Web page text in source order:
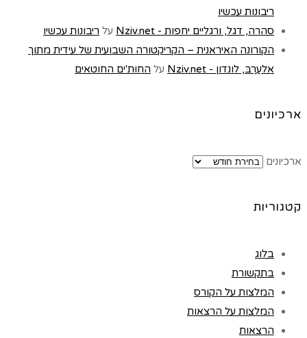
ריבונות עכשיו
סהרה, דגל, ורגליים יחפות - Nziv.net
על ריבונות עכשיו
הקורונה האיראנית – הקריקטורה השבועית של עידית מתוך
אלעַרַבּ, לונדון - Nziv.net
על החוּת'ים החוטאים
ארכיונים
ארכיונים
קטגוריות
בלוג
בתקשורת
המלצות על הקורס
המלצות על הרצאות
הרצאות